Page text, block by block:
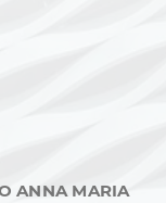
ANNA MARIA